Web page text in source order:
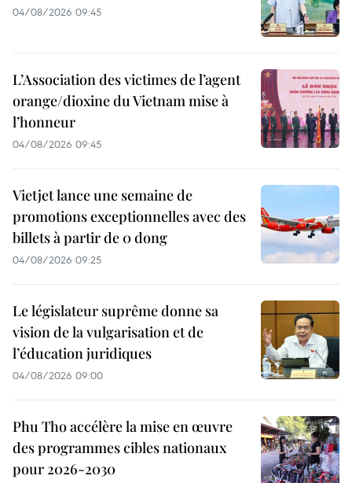
04/08/2026 09:45
L’Association des victimes de l’agent
orange/dioxine du Vietnam mise à
l’honneur
04/08/2026 09:45
Vietjet lance une semaine de
promotions exceptionnelles avec des
billets à partir de 0 dong
04/08/2026 09:25
Le législateur suprême donne sa
vision de la vulgarisation et de
l’éducation juridiques
04/08/2026 09:00
Phu Tho accélère la mise en œuvre
des programmes cibles nationaux
pour 2026-2030